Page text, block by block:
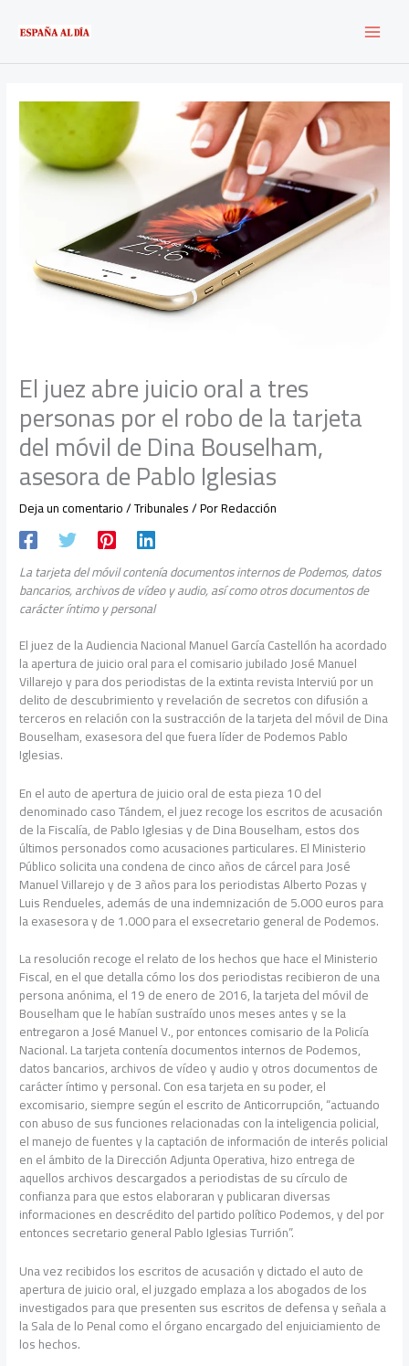
contenido
El juez abre juicio oral a tres
personas por el robo de la tarjeta
del móvil de Dina Bouselham,
asesora de Pablo Iglesias
Deja un comentario/Tribunales/ PorRedacción
La tarjeta del móvil contenía documentos internos de Podemos, datos
bancarios, archivos de vídeo y audio, así como otros documentos de
carácter íntimo y personal
El juez de la Audiencia Nacional Manuel García Castellón ha acordado
la apertura de juicio oral para el comisario jubilado José Manuel
Villarejo y para dos periodistas de la extinta revista Interviú por un
delito de descubrimiento y revelación de secretos con difusión a
terceros en relación con la sustracción de la tarjeta del móvil de Dina
Bouselham, exasesora del que fuera líder de Podemos Pablo
Iglesias.
En el auto de apertura de juicio oral de esta pieza 10 del
denominado caso Tándem, el juez recoge los escritos de acusación
de la Fiscalía, de Pablo Iglesias y de Dina Bouselham, estos dos
últimos personados como acusaciones particulares. El Ministerio
Público solicita una condena de cinco años de cárcel para José
Manuel Villarejo y de 3 años para los periodistas Alberto Pozas y
Luis Rendueles, además de una indemnización de 5.000 euros para
la exasesora y de 1.000 para el exsecretario general de Podemos.
La resolución recoge el relato de los hechos que hace el Ministerio
Fiscal, en el que detalla cómo los dos periodistas recibieron de una
persona anónima, el 19 de enero de 2016, la tarjeta del móvil de
Bouselham que le habían sustraído unos meses antes y se la
entregaron a José Manuel V., por entonces comisario de la Policía
Nacional. La tarjeta contenía documentos internos de Podemos,
datos bancarios, archivos de vídeo y audio y otros documentos de
carácter íntimo y personal. Con esa tarjeta en su poder, el
excomisario, siempre según el escrito de Anticorrupción, “actuando
con abuso de sus funciones relacionadas con la inteligencia policial,
el manejo de fuentes y la captación de información de interés policial
en el ámbito de la Dirección Adjunta Operativa, hizo entrega de
aquellos archivos descargados a periodistas de su círculo de
confianza para que estos elaboraran y publicaran diversas
informaciones en descrédito del partido político Podemos, y del por
entonces secretario general Pablo Iglesias Turrión”.
Una vez recibidos los escritos de acusación y dictado el auto de
apertura de juicio oral, el juzgado emplaza a los abogados de los
investigados para que presenten sus escritos de defensa y señala a
la Sala de lo Penal como el órgano encargado del enjuiciamiento de
los hechos.